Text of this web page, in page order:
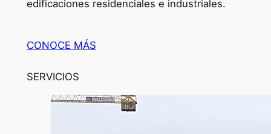
edificaciones residenciales e industriales.
CONOCE MÁS
SERVICIOS